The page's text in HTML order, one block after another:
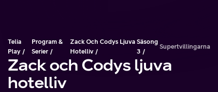
Telia
Play
Program &
Serier
Zack Och Codys Ljuva
Hotelliv
Säsong
3
Supertvillingarna
Zack och Codys ljuva
hotelliv